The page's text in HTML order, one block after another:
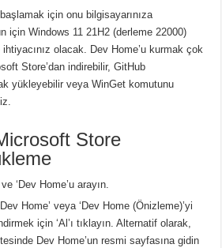
için onu bilgisayarınıza
için Windows 11 21H2 (derleme 22000)
olacak. Dev Home’u kurmak çok
Store’dan indirebilir, GitHub
yükleyebilir veya WinGet komutunu
Store
‘Dev Home’u arayın.
Home’ veya ‘Dev Home (Önizleme)’yi
için ‘Al’ı tıklayın.Alternatif olarak,
Dev Home’un resmi sayfasına gidin